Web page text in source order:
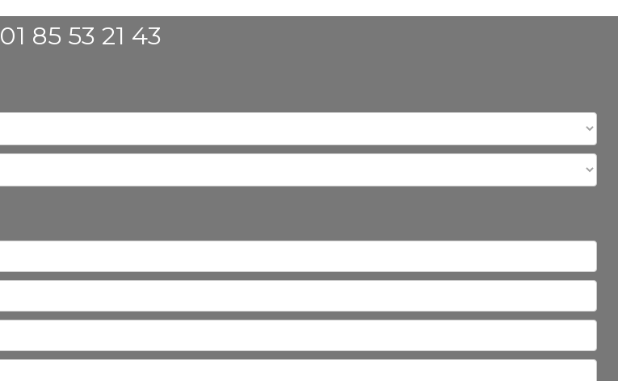
01 85 53 21 43